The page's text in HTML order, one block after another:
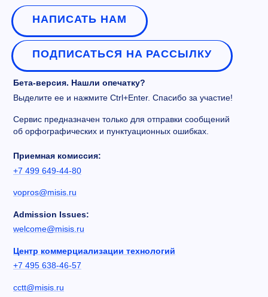
НАПИСАТЬ НАМ
ПОДПИСАТЬСЯ НА РАССЫЛКУ
Бета-версия. Нашли опечатку?
Выделите ее и нажмите Ctrl+Enter. Спасибо за участие!
Сервис предназначен только для отправки сообщений
об орфографических и пунктуационных ошибках.
Приемная комиссия:
+7 499 649-44-80
vopros@misis.ru
Admission Issues:
welcome@misis.ru
Центр коммерциализации технологий
+7 495 638-46-57
cctt@misis.ru